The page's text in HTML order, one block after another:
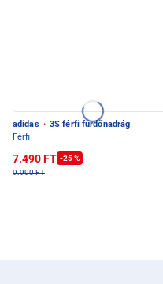
adidas · 3S férfi fürdőnadrág
Férfi
7.490 FT -25 %
9.990 FT